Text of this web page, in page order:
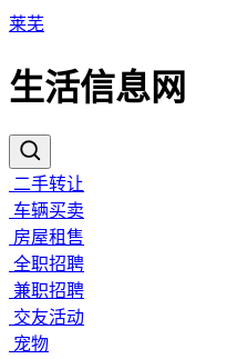
莱芜
生活信息网
二手转让
车辆买卖
房屋租售
全职招聘
兼职招聘
交友活动
宠物